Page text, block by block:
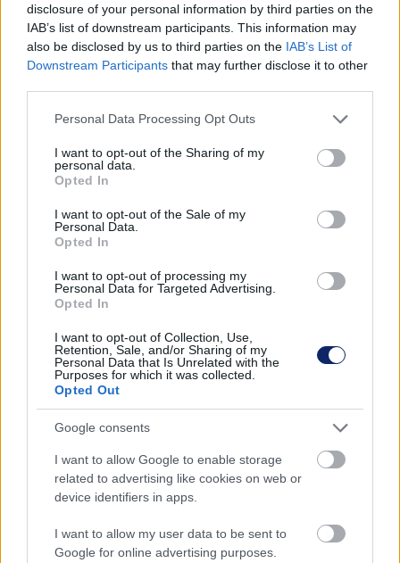
disclosure of your personal information by third parties on the
IAB’s list of downstream participants. This information may
also be disclosed by us to third parties on the IAB’s List of
Downstream Participants that may further disclose it to other
Please note that this website/app uses one or more Google
not limited to your visit or usage behaviour. You may click to
grant or deny consent to Google and its third-party tags to
use your data for below specified purposes in below Google
consent section.
Personal Data Processing Opt Outs
I want to opt-out of the Sharing of my
personal data.
Opted In
I want to opt-out of the Sale of my
Personal Data.
Opted In
I want to opt-out of processing my
Personal Data for Targeted Advertising.
Opted In
I want to opt-out of Collection, Use,
Retention, Sale, and/or Sharing of my
Personal Data that Is Unrelated with the
Purposes for which it was collected.
Opted Out
Google consents
I want to allow Google to enable storage
related to advertising like cookies on web or
device identifiers in apps.
I want to allow my user data to be sent to
Google for online advertising purposes.
is nagyban megkönnyítik.
Mit tudnak az igazán modern sütők?
Aki szeret a konyhában tenni-venni, az bizonyára egyetért
azzal az állítással, miszerint a minőségi alapanyagok a
legfontosabbak egy finom étek elkészítésekor. Ám ugyanilyen
lényeges az is, milyen eszközökkel dolgozunk.